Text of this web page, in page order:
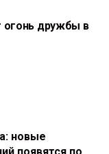
огонь дружбы в
новые
появятся по